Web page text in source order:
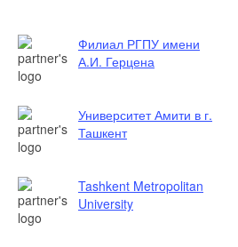
Филиал РГПУ имени
А.И. Герцена
Университет Амити в г.
Ташкент
Tashkent Metropolitan
University